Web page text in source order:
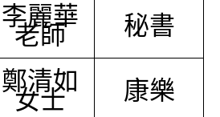
李麗華
老師 秘書
鄭清如
女士 康樂